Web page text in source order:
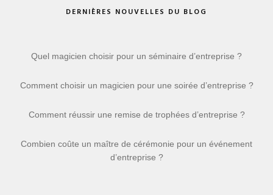
DERNIÈRES NOUVELLES DU BLOG
Quel magicien choisir pour un séminaire d’entreprise ?
Comment choisir un magicien pour une soirée d’entreprise ?
Comment réussir une remise de trophées d’entreprise ?
Combien coûte un maître de cérémonie pour un événement
d’entreprise ?